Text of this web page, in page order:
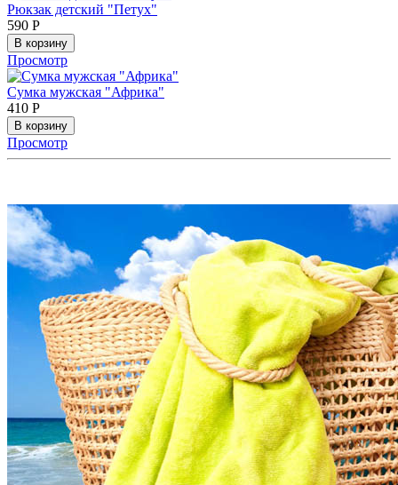
Рюкзак детский "Петух"
590 Р
В корзину
Просмотр
Сумка мужская "Африка"
410 Р
В корзину
Просмотр